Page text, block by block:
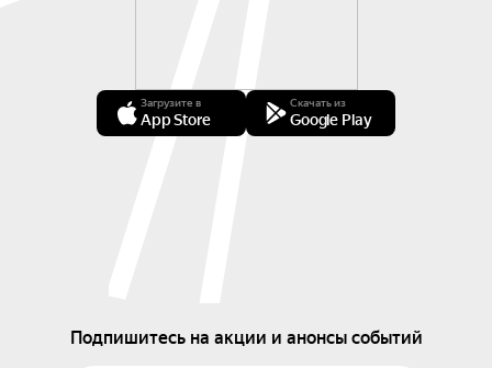
Загрузите в
App Store
Скачать из
Google Play
Подпишитесь на акции и анонсы событий